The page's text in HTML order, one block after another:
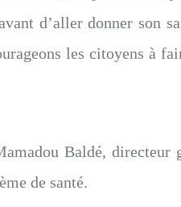
d’aller donner son
les citoyens à
Baldé, directeur
de santé.